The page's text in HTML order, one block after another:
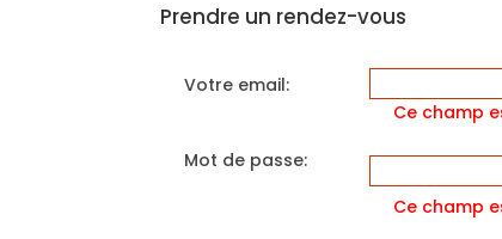
Prendre un rendez-vous
Votre email:
Ce champ
Mot de passe:
Ce champ